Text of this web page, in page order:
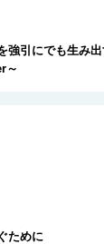
強引にでも生み
～
ために